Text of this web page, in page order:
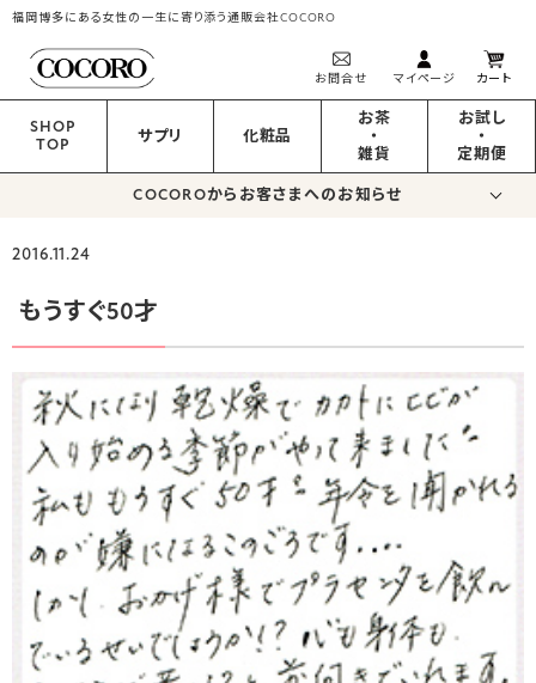
福岡博多にある女性の一生に寄り添う通販会社COCORO
お問合せ マイページ カート
SHOP
TOP
サプリ 化粧品
お茶
・
雑貨
お試し
・
定期便
COCOROからお客さまへのお知らせ
2016.11.24
もうすぐ50才